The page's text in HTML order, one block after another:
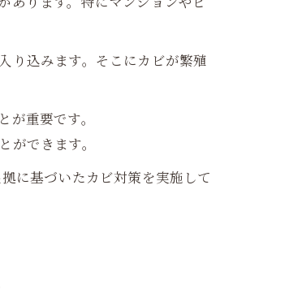
り込みます。そこにカビが繁殖
重要です。
できます。
に基づいたカビ対策を実施して